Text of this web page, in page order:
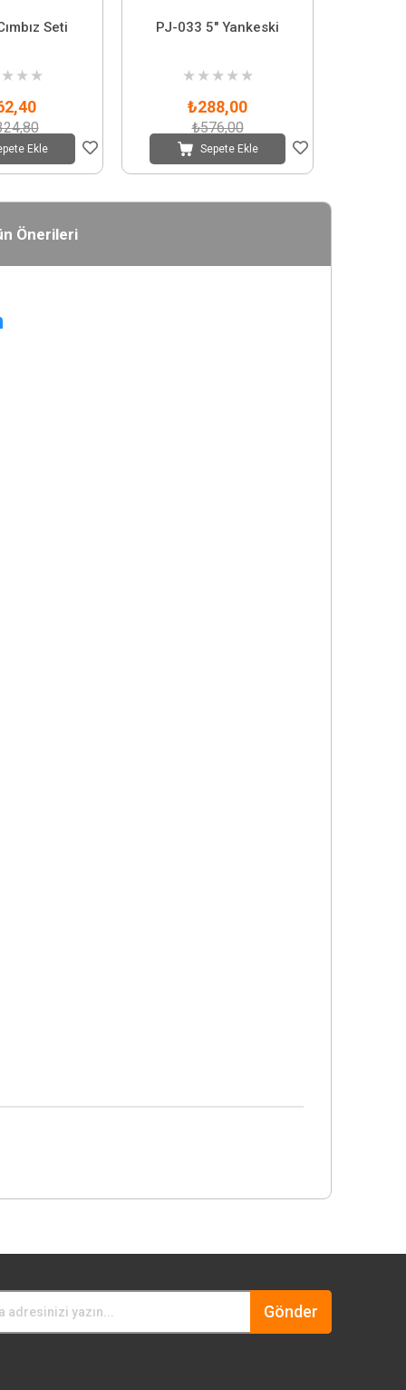
Seti
★ ★ ★
Ekle
PJ-033 5" Yankeski
★ ★ ★ ★ ★
₺288,00
₺576,00
Sepete Ekle
Önerileri
Gönder